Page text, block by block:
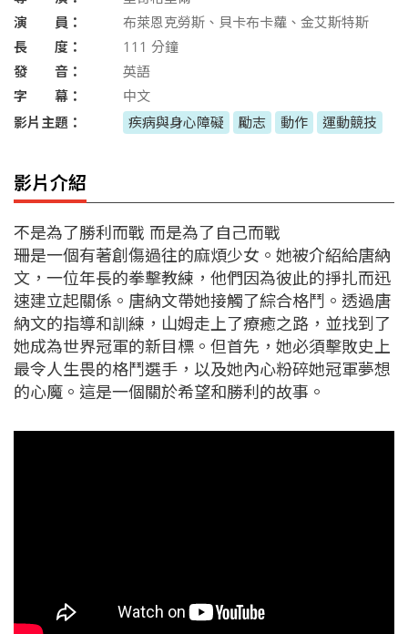
演 員：
布萊恩克勞斯、貝卡布卡蘿、金艾斯特斯
長 度：
111 分鐘
發 音：
英語
字 幕：
中文
影片主題：
疾病與身心障礙 勵志 動作 運動競技
影片介紹
不是為了勝利而戰 而是為了自己而戰
珊是一個有著創傷過往的麻煩少女。她被介紹給唐納
文，一位年長的拳擊教練，他們因為彼此的掙扎而迅
速建立起關係。唐納文帶她接觸了綜合格鬥。透過唐
納文的指導和訓練，山姆走上了療癒之路，並找到了
她成為世界冠軍的新目標。但首先，她必須擊敗史上
最令人生畏的格鬥選手，以及她內心粉碎她冠軍夢想
的心魔。這是一個關於希望和勝利的故事。